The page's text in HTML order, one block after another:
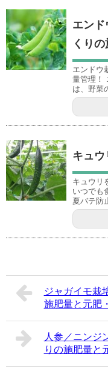
エン
くり
エンドウ
量管理！
は、野菜
キュウ
キュウリ
いつでも
夏バテ防
ジャガイモ栽
施肥量と元肥
人参／ニンジ
りの施肥量と